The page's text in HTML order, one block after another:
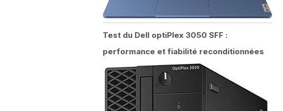
Test du Dell optiPlex 3050 SFF :
performance et fiabilité reconditionnées